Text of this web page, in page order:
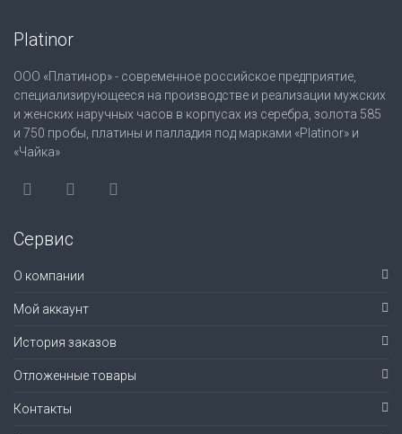
Platinor
ООО «Платинор» - современное российское предприятие,
специализирующееся на производстве и реализации мужских
и женских наручных часов в корпусах из серебра, золота 585
и 750 пробы, платины и палладия под марками «Platinor» и
«Чайка»
Сервис
О компании
Мой аккаунт
История заказов
Отложенные товары
Контакты